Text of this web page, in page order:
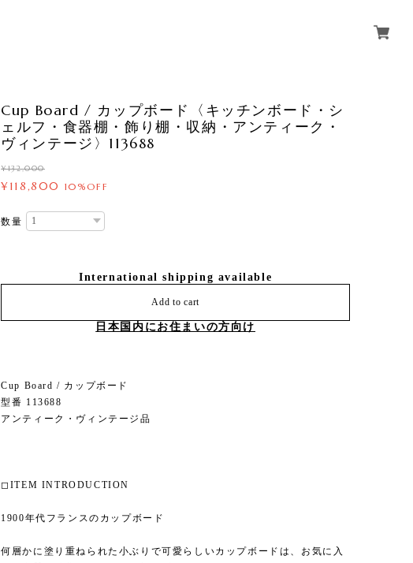
Cup Board / カップボード〈キッチンボード・シ
ェルフ・食器棚・飾り棚・収納・アンティーク・
ヴィンテージ〉113688
¥132,000
¥118,800 10%OFF
数量
International shipping available
Add to cart
日本国内にお住まいの方向け
Cup Board / カップボード
型番 113688
アンティーク・ヴィンテージ品
◻︎ITEM INTRODUCTION
1900年代フランスのカップボード
何層かに塗り重ねられた小ぶりで可愛らしいカップボードは、お気に入